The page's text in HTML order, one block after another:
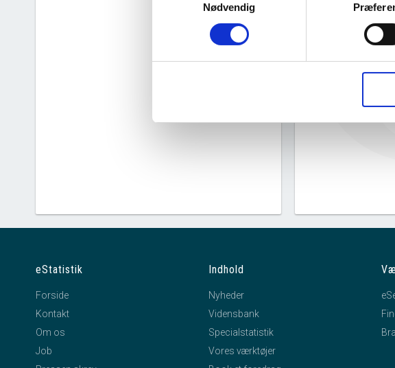
Nødvendig
eStatistik
Forside
Kontakt
Om os
Job
Indhold
Nyheder
Vidensbank
Specialstatistik
Vores værktøjer